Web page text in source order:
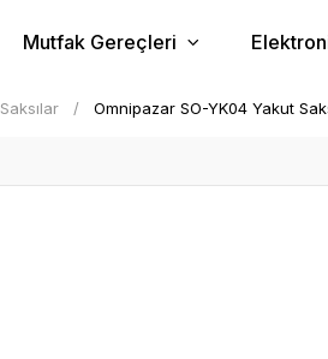
Mutfak Gereçleri
Saksılar Omnipazar SO-YK04 Yakut